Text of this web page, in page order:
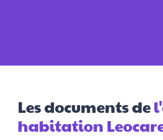
Les documents de
habitation